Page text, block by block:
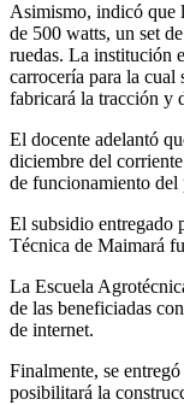
Asimismo, indicó que
de 500 watts, un set
ruedas. La institución
carrocería para la cual
fabricará la tracción y
El docente adelantó
diciembre del
de funcionamiento del
El subsidio entregado
Técnica de Maimará
La Escuela
de las beneficiadas
de internet.
Finalmente, se
posibilitará la